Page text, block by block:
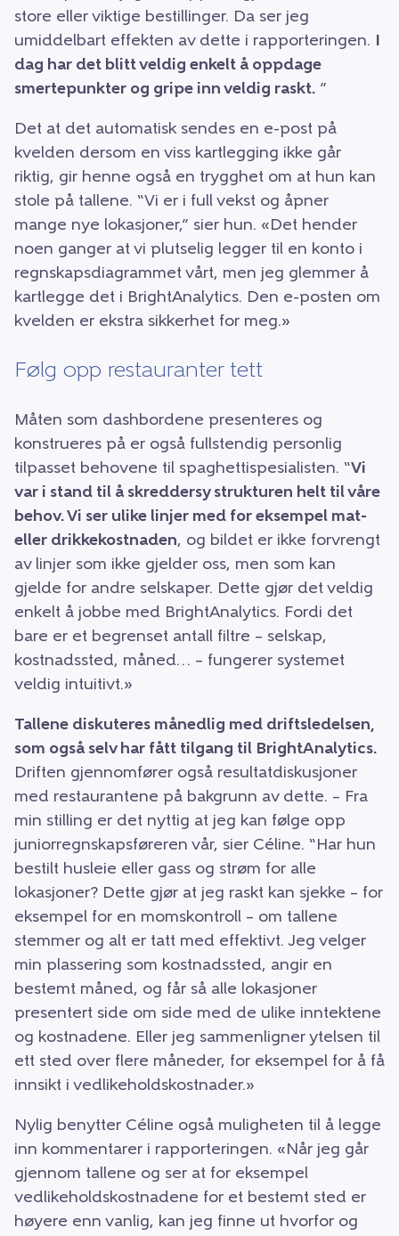
store eller viktige bestillinger. Da ser jeg
umiddelbart effekten av dette i rapporteringen.
dag har det blitt veldig enkelt å oppdage
smertepunkter og gripe inn veldig raskt. ”
Det at det automatisk sendes en e-post på
kvelden dersom en viss kartlegging ikke går
riktig, gir henne også en trygghet om at hun kan
stole på tallene. “Vi er i full vekst og åpner
mange nye lokasjoner,” sier hun. «Det hender
noen ganger at vi plutselig legger til en konto i
regnskapsdiagrammet vårt, men jeg glemmer å
kartlegge det i BrightAnalytics. Den e-posten om
kvelden er ekstra sikkerhet for meg.»
Følg opp restauranter tett
Måten som dashbordene presenteres og
konstrueres på er også fullstendig personlig
tilpasset behovene til spaghettispesialisten. “Vi
var i stand til å skreddersy strukturen helt til våre
behov. Vi ser ulike linjer med for eksempel mat-
eller drikkekostnaden, og bildet er ikke forvrengt
av linjer som ikke gjelder oss, men som kan
gjelde for andre selskaper. Dette gjør det veldig
enkelt å jobbe med BrightAnalytics. Fordi det
bare er et begrenset antall filtre – selskap,
kostnadssted, måned… – fungerer systemet
veldig intuitivt.»
Tallene diskuteres månedlig med driftsledelsen,
som også selv har fått tilgang til BrightAnalytics.
Driften gjennomfører også resultatdiskusjoner
med restaurantene på bakgrunn av dette. – Fra
min stilling er det nyttig at jeg kan følge opp
juniorregnskapsføreren vår, sier Céline. “Har hun
bestilt husleie eller gass og strøm for alle
lokasjoner? Dette gjør at jeg raskt kan sjekke – for
eksempel for en momskontroll – om tallene
stemmer og alt er tatt med effektivt. Jeg velger
min plassering som kostnadssted, angir en
bestemt måned, og får så alle lokasjoner
presentert side om side med de ulike inntektene
og kostnadene. Eller jeg sammenligner ytelsen til
ett sted over flere måneder, for eksempel for å få
innsikt i vedlikeholdskostnader.»
Nylig benytter Céline også muligheten til å legge
inn kommentarer i rapporteringen. «Når jeg går
gjennom tallene og ser at for eksempel
vedlikeholdskostnadene for et bestemt sted er
høyere enn vanlig, kan jeg finne ut hvorfor og